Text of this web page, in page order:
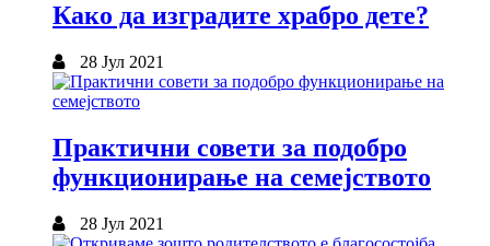
Како да изградите храбро дете?
28 Јул 2021
Практични совети за подобро
функционирање на семејството
28 Јул 2021